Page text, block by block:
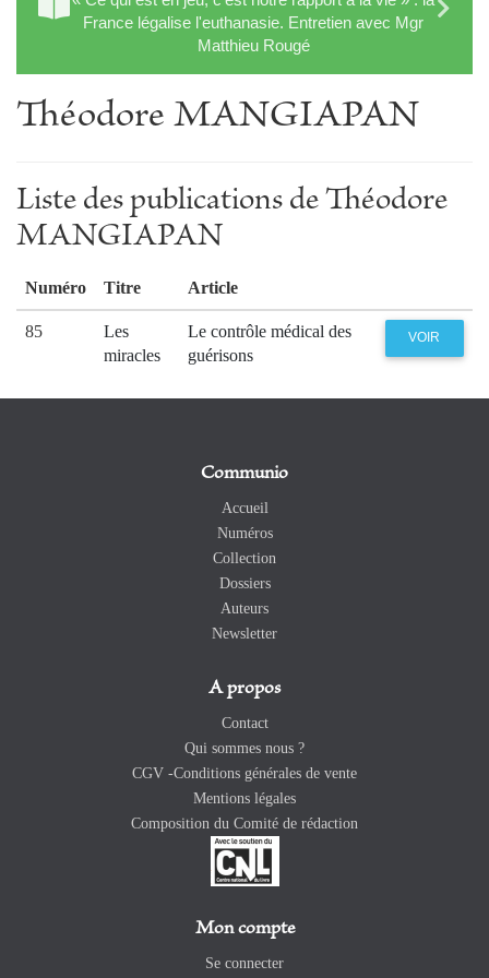
France légalise l'euthanasie. Entretien avec Mgr
Matthieu Rougé
Théodore MANGIAPAN
Liste des publications de Théodore
MANGIAPAN
Numéro Titre Article
85
Les
miracles
Le contrôle médical des
guérisons
VOIR
Communio
Accueil
Numéros
Collection
Dossiers
Auteurs
Newsletter
A propos
Contact
Qui sommes nous ?
CGV -Conditions générales de vente
Mentions légales
Composition du Comité de rédaction
Mon compte
Se connecter